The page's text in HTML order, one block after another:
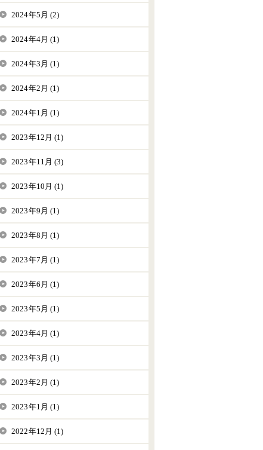
2024年5月 (2)
2024年4月 (1)
2024年3月 (1)
2024年2月 (1)
2024年1月 (1)
2023年12月 (1)
2023年11月 (3)
2023年10月 (1)
2023年9月 (1)
2023年8月 (1)
2023年7月 (1)
2023年6月 (1)
2023年5月 (1)
2023年4月 (1)
2023年3月 (1)
2023年2月 (1)
2023年1月 (1)
2022年12月 (1)